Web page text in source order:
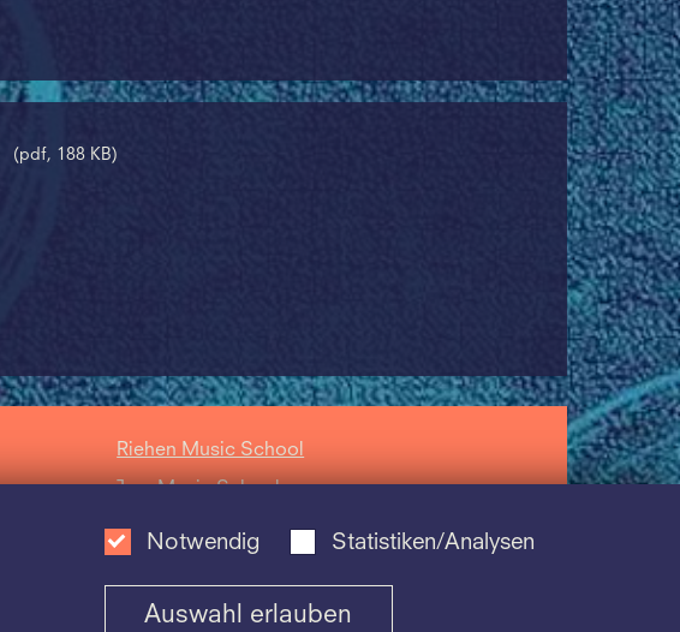
(pdf, 188 KB)
Riehen Music School
Jazz Music School
Schola Cantorum
Basiliensis Music
School
Notwendig Statistiken/Analysen
Auswahl erlauben